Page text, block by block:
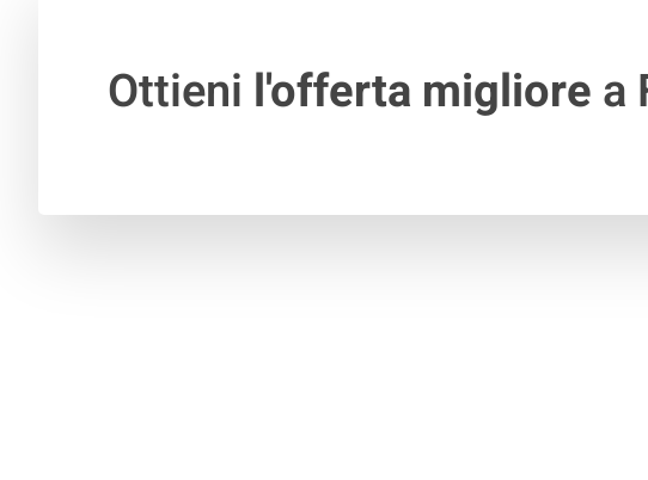
Ottieni l'offerta migliorea